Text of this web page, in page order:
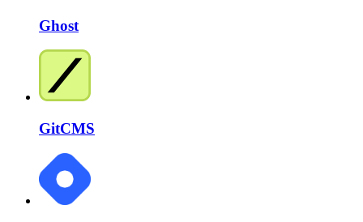
Ghost
GitCMS